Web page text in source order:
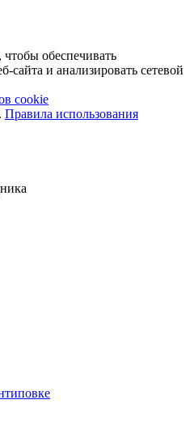
обеспечивать
сайта и анализировать сетевой
cookie
Правила использования